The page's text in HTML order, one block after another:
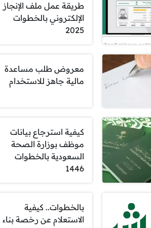
طريقة عمل ملف الإنجاز
الإلكتروني بالخطوات
2025
معروض طلب مساعدة
مالية جاهز للاستخدام
كيفية استرجاع بيانات
موظف بوزارة الصحة
السعودية بالخطوات
1446
بالخطوات.. كيفية
الاستعلام عن رخصة بناء